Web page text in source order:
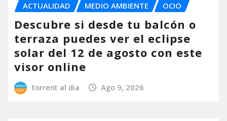
ACTUALIDAD MEDIO AMBIENTE OCIO
Descubre si desde tu balcón o
terraza puedes ver el eclipse
solar del 12 de agosto con este
visor online
torrent al dia Ago 9, 2026